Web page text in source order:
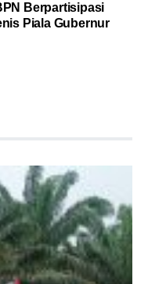
Berpartisipasi
Piala Gubernur